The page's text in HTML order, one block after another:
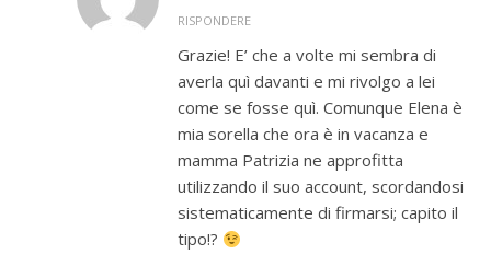
RISPONDERE
Grazie! E’ che a volte mi sembra di
averla quì davanti e mi rivolgo a lei
come se fosse quì. Comunque Elena è
mia sorella che ora è in vacanza e
mamma Patrizia ne approfitta
utilizzando il suo account, scordandosi
sistematicamente di firmarsi; capito il
tipo!?